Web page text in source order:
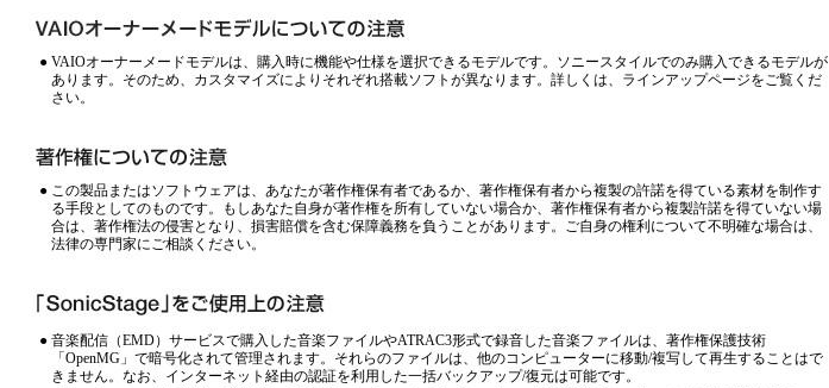
● VAIOオーナーメードモデルは、購入時に機能や仕様を選択できるモデルです。ソニースタイルでのみ購入できるモデルが
あります。そのため、カスタマイズによりそれぞれ搭載ソフトが異なります。詳しくは、ラインアップページをご覧くだ
さい。
● この製品またはソフトウェアは、あなたが著作権保有者であるか、著作権保有者から複製の許諾を得ている素材を制作す
る手段としてのものです。もしあなた自身が著作権を所有していない場合か、著作権保有者から複製許諾を得ていない場
合は、著作権法の侵害となり、損害賠償を含む保障義務を負うことがあります。ご自身の権利について不明確な場合は、
法律の専門家にご相談ください。
● 音楽配信（EMD）サービスで購入した音楽ファイルやATRAC3形式で録音した音楽ファイルは、著作権保護技術
「OpenMG」で暗号化されて管理されます。それらのファイルは、他のコンピューターに移動/複写して再生することはで
きません。なお、インターネット経由の認証を利用した一括バックアップ/復元は可能です。